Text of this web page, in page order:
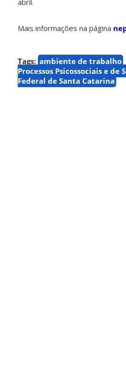
abril.
Mais informações na página
Tags: ambiente de trabalho
Processos Psicossociais e
Federal de Santa Catarina